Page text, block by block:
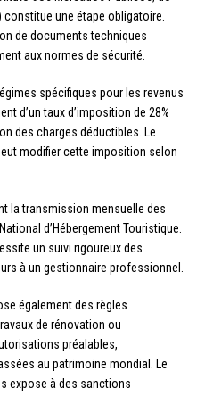
constitue une étape obligatoire.
de documents techniques
aux normes de sécurité.
spécifiques pour les revenus
d’un taux d’imposition de 28%
des charges déductibles. Le
modifier cette imposition selon
la transmission mensuelle des
d’Hébergement Touristique.
un suivi rigoureux des
à un gestionnaire professionnel.
également des règles
de rénovation ou
préalables,
au patrimoine mondial. Le
expose à des sanctions